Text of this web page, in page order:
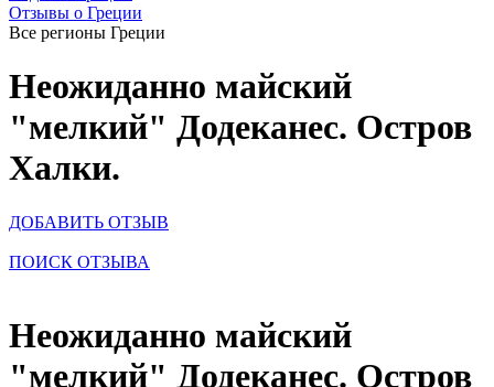
Отзывы о Греции
Все регионы Греции
Неожиданно майский
"мелкий" Додеканес. Остров
Халки.
ДОБАВИТЬ ОТЗЫВ
ПОИСК ОТЗЫВА
Неожиданно майский
"мелкий" Додеканес. Остров